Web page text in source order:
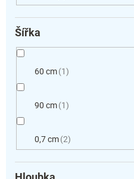
Šířka
60 cm 1
90 cm 1
0,7 cm 2